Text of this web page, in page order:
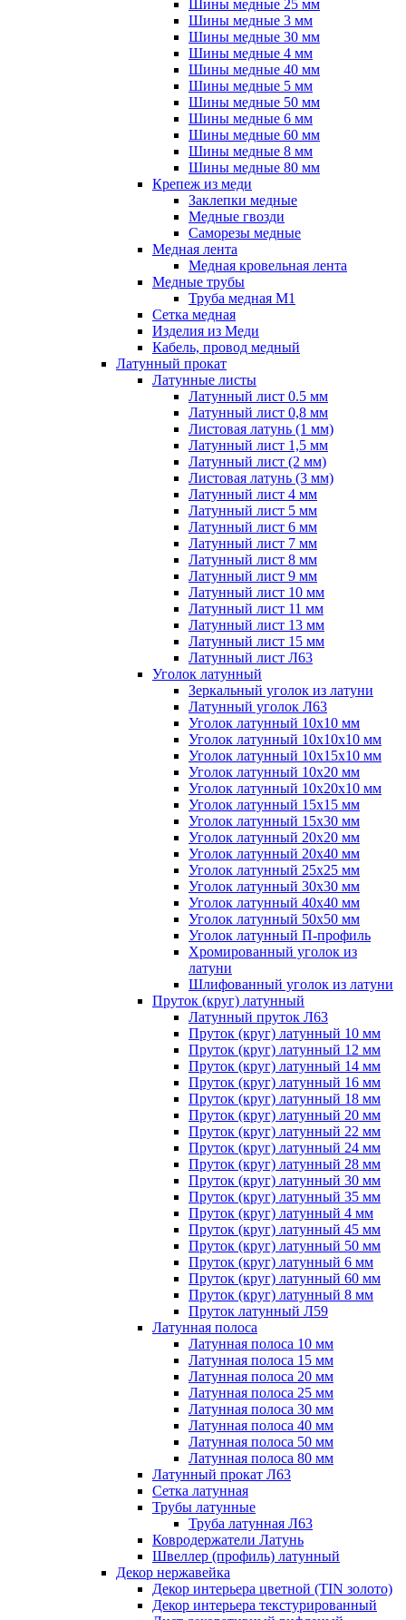
Шины медные 25 мм
Шины медные 3 мм
Шины медные 30 мм
Шины медные 4 мм
Шины медные 40 мм
Шины медные 5 мм
Шины медные 50 мм
Шины медные 6 мм
Шины медные 60 мм
Шины медные 8 мм
Шины медные 80 мм
Крепеж из меди
Заклепки медные
Медные гвозди
Саморезы медные
Медная лента
Медная кровельная лента
Медные трубы
Труба медная М1
Сетка медная
Изделия из Меди
Кабель, провод медный
Латунный прокат
Латунные листы
Латунный лист 0.5 мм
Латунный лист 0,8 мм
Листовая латунь (1 мм)
Латунный лист 1,5 мм
Латунный лист (2 мм)
Листовая латунь (3 мм)
Латунный лист 4 мм
Латунный лист 5 мм
Латунный лист 6 мм
Латунный лист 7 мм
Латунный лист 8 мм
Латунный лист 9 мм
Латунный лист 10 мм
Латунный лист 11 мм
Латунный лист 13 мм
Латунный лист 15 мм
Латунный лист Л63
Уголок латунный
Зеркальный уголок из латуни
Латунный уголок Л63
Уголок латунный 10x10 мм
Уголок латунный 10x10x10 мм
Уголок латунный 10x15x10 мм
Уголок латунный 10x20 мм
Уголок латунный 10x20x10 мм
Уголок латунный 15x15 мм
Уголок латунный 15x30 мм
Уголок латунный 20x20 мм
Уголок латунный 20x40 мм
Уголок латунный 25x25 мм
Уголок латунный 30x30 мм
Уголок латунный 40x40 мм
Уголок латунный 50x50 мм
Уголок латунный П-профиль
Хромированный уголок из
латуни
Шлифованный уголок из латуни
Пруток (круг) латунный
Латунный пруток Л63
Пруток (круг) латунный 10 мм
Пруток (круг) латунный 12 мм
Пруток (круг) латунный 14 мм
Пруток (круг) латунный 16 мм
Пруток (круг) латунный 18 мм
Пруток (круг) латунный 20 мм
Пруток (круг) латунный 22 мм
Пруток (круг) латунный 24 мм
Пруток (круг) латунный 28 мм
Пруток (круг) латунный 30 мм
Пруток (круг) латунный 35 мм
Пруток (круг) латунный 4 мм
Пруток (круг) латунный 45 мм
Пруток (круг) латунный 50 мм
Пруток (круг) латунный 6 мм
Пруток (круг) латунный 60 мм
Пруток (круг) латунный 8 мм
Пруток латунный Л59
Латунная полоса
Латунная полоса 10 мм
Латунная полоса 15 мм
Латунная полоса 20 мм
Латунная полоса 25 мм
Латунная полоса 30 мм
Латунная полоса 40 мм
Латунная полоса 50 мм
Латунная полоса 80 мм
Латунный прокат Л63
Сетка латунная
Трубы латунные
Труба латунная Л63
Ковродержатели Латунь
Швеллер (профиль) латунный
Декор нержавейка
Декор интерьера цветной (TIN золото)
Декор интерьера текстурированный